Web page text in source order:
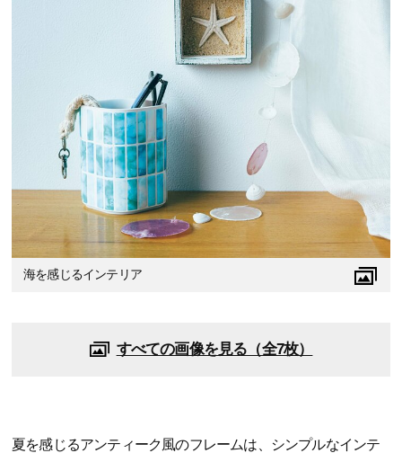
海を感じるインテリア
すべての画像を見る（全7枚）
夏を感じるアンティーク風のフレームは、シンプルなインテ